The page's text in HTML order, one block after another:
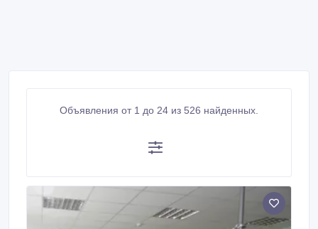
Объявления от 1 до 24 из 526 найденных.